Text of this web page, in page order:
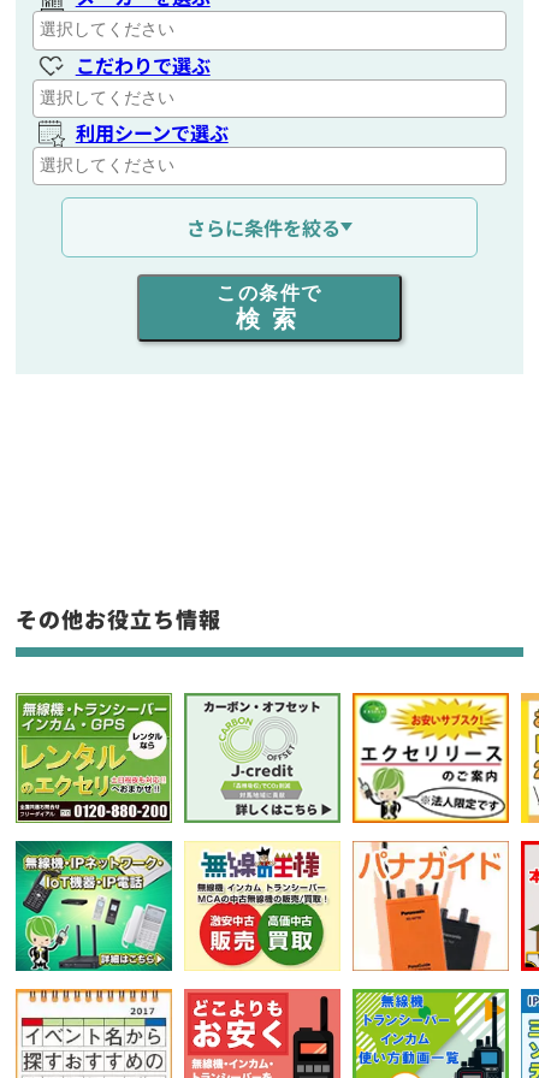
こだわりで選ぶ
利用シーンで選ぶ
通信距離を選ぶ
出力を選ぶ
同時通話人数を選ぶ
フリーワード入力(製品名等)
選択条件をリセット
さらに条件を絞る
この条件で
検索
その他お役立ち情報